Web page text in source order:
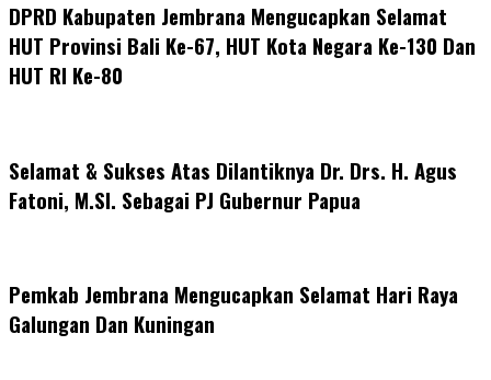
DPRD Kabupaten Jembrana Mengucapkan Selamat
HUT Provinsi Bali Ke-67, HUT Kota Negara Ke-130 Dan
HUT RI Ke-80
Selamat & Sukses Atas Dilantiknya Dr. Drs. H. Agus
Fatoni, M.SI. Sebagai PJ Gubernur Papua
Pemkab Jembrana Mengucapkan Selamat Hari Raya
Galungan Dan Kuningan